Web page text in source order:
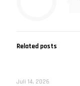
Related posts
Juli 14, 2026